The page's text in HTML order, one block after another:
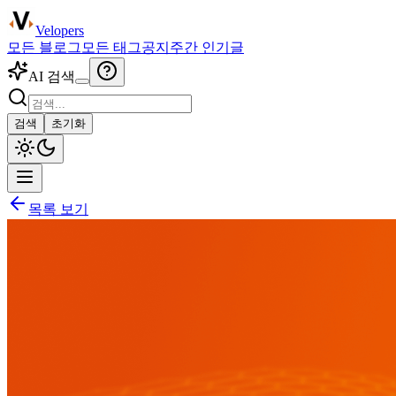
Velopers
모든 블로그 모든 태그공지 주간 인기글
AI 검색
검색 초기화
목록 보기